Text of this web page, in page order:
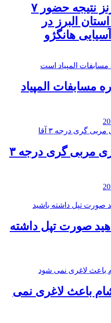
۲ مدال برنز نتیجه حضور ۷
البرز در
هانگژو
مسابفات المپیاد
کلاس تئوری مربی گری درجه ۳
صورت تپل داشته
باعث لاغری نمی